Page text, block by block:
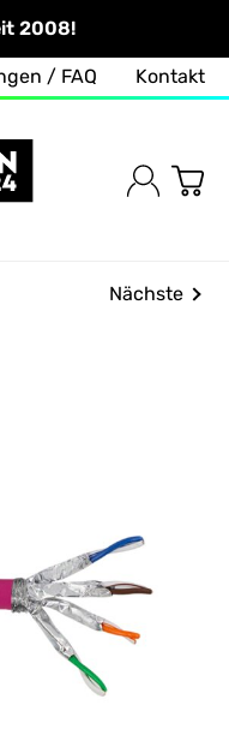
2008!
/ FAQ Kontakt
Nächste